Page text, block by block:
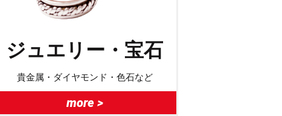
ジュエリー・宝石
貴金属・ダイヤモンド・色石など
more >